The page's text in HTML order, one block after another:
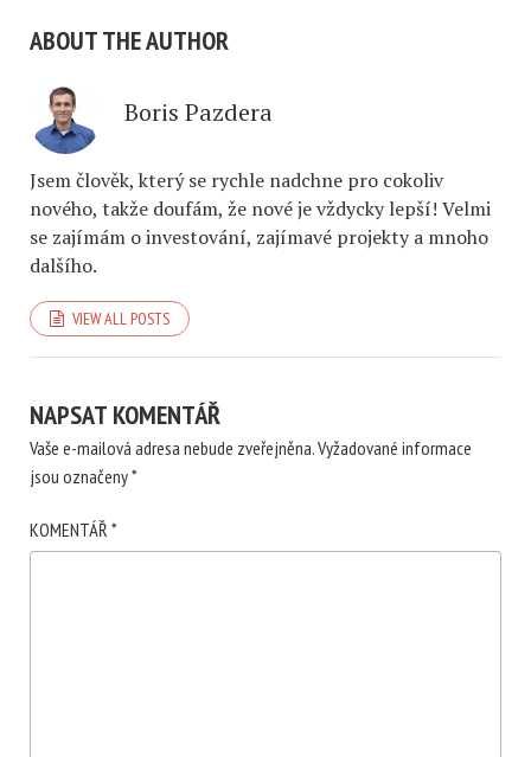
ABOUT THE AUTHOR
Boris Pazdera
Jsem člověk, který se rychle nadchne pro cokoliv
nového, takže doufám, že nové je vždycky lepší! Velmi
se zajímám o investování, zajímavé projekty a mnoho
dalšího.
VIEW ALL POSTS
NAPSAT KOMENTÁŘ
Vaše e-mailová adresa nebude zveřejněna.Vyžadované informace
jsou označeny*
KOMENTÁŘ *